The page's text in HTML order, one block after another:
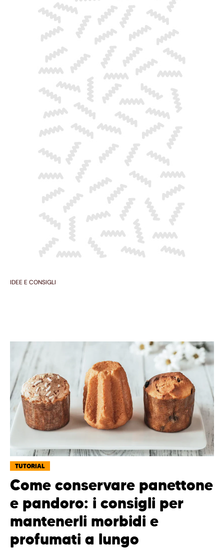
IDEE E CONSIGLI
TUTORIAL
Come conservare panettone
e pandoro: i consigli per
mantenerli morbidi e
profumati a lungo